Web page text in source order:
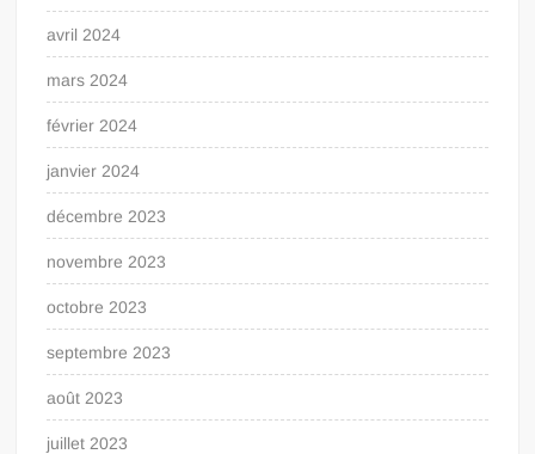
avril 2024
mars 2024
février 2024
janvier 2024
décembre 2023
novembre 2023
octobre 2023
septembre 2023
août 2023
juillet 2023